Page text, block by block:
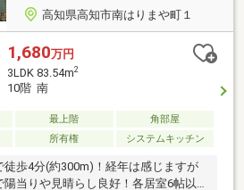
高知県高知市南はりまや町１
1,680万円
3LDK 83.54m2
10階 南
最上階
角部屋
所有権 システムキッチン
徒歩4分(約300m)！経年は感じますが
陽当りや見晴らし良好！各居室6帖以